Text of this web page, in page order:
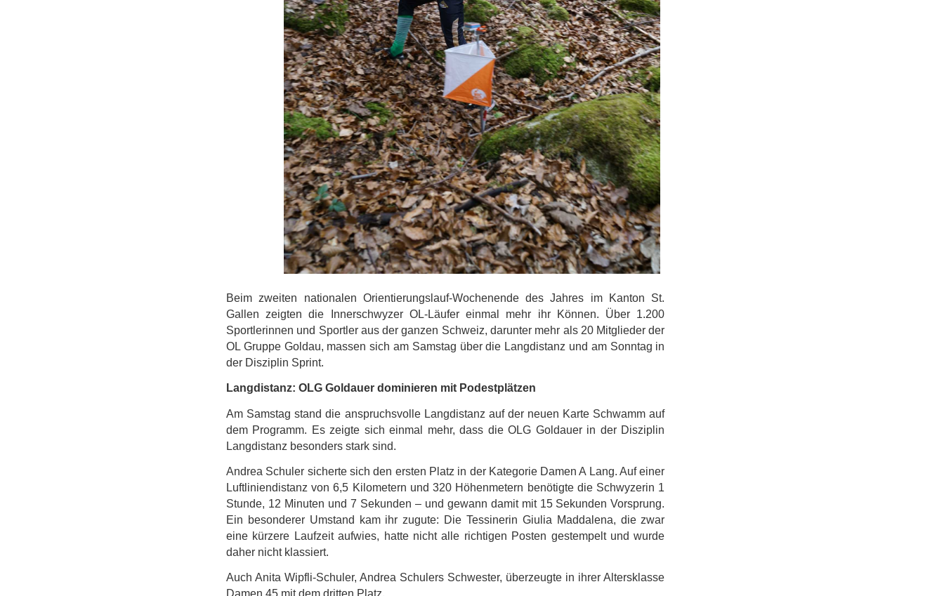
Beim zweiten nationalen Orientierungslauf-Wochenende des Jahres im Kanton St.
Gallen zeigten die Innerschwyzer OL-Läufer einmal mehr ihr Können. Über 1.200
Sportlerinnen und Sportler aus der ganzen Schweiz, darunter mehr als 20 Mitglieder der
OL Gruppe Goldau, massen sich am Samstag über die Langdistanz und am Sonntag in
der Disziplin Sprint.
Langdistanz: OLG Goldauer dominieren mit Podestplätzen
Am Samstag stand die anspruchsvolle Langdistanz auf der neuen Karte Schwamm auf
dem Programm. Es zeigte sich einmal mehr, dass dieOLG Goldauerin der Disziplin
Langdistanz besonders stark sind.
Andrea Schuler sicherte sich den ersten Platz in der Kategorie Damen A Lang. Auf einer
Luftliniendistanz von 6,5 Kilometern und 320 Höhenmetern benötigte die Schwyzerin 1
Stunde, 12 Minuten und 7 Sekunden – und gewann damit mit 15 Sekunden Vorsprung.
Ein besonderer Umstand kam ihr zugute: Die Tessinerin Giulia Maddalena, die zwar
eine kürzere Laufzeit aufwies, hatte nicht alle richtigen Posten gestempelt und wurde
daher nicht klassiert.
AuchAnita Wipfli-Schuler, Andrea Schulers Schwester, überzeugte in ihrer Altersklasse